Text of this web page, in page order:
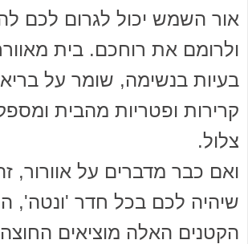
אור השמש יכול לגרום לכם
ולרומם את רוחכם. בית
בעיות בנשימה, שומר על
קרירות ופטריות מהבית
צלול.
ואם כבר מדברים על אוורור,
שיהיה לכם בכל חדר 'ונטה',
הקטנים האלה מוציאים החוצה